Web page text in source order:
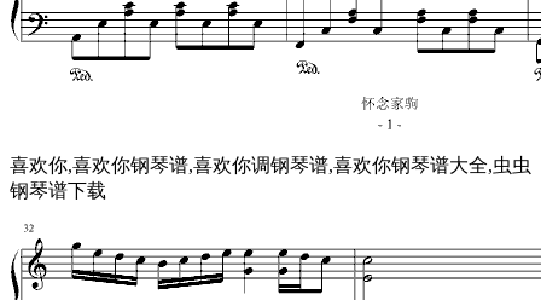
喜欢你,喜欢你钢琴谱,喜欢你调钢琴谱,喜欢你钢琴谱大全,虫虫
钢琴谱下载